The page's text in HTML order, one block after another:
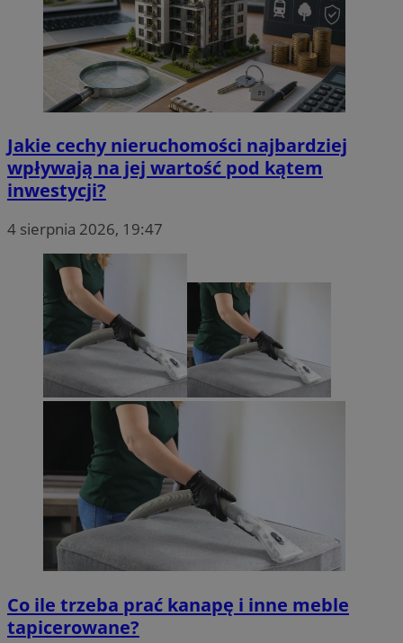
Jakie cechy nieruchomości najbardziej
wpływają na jej wartość pod kątem
inwestycji?
4 sierpnia 2026, 19:47
Co ile trzeba prać kanapę i inne meble
tapicerowane?